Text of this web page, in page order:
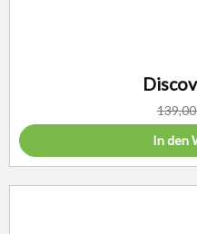
In den